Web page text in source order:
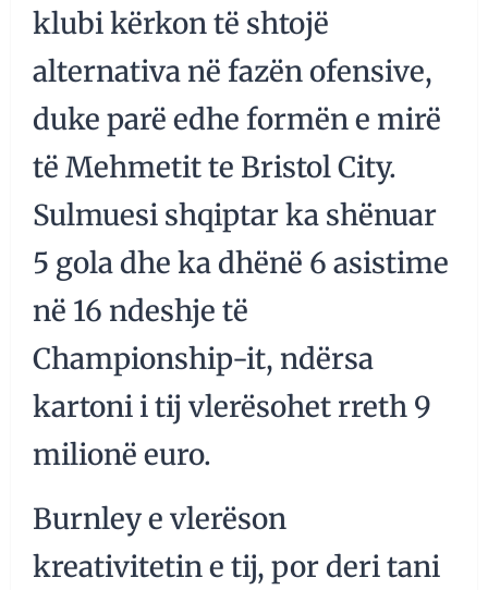
klubi kërkon të shtojë
alternativa në fazën ofensive,
duke parë edhe formën e mirë
të Mehmetit te Bristol City.
Sulmuesi shqiptar ka shënuar
5 gola dhe ka dhënë 6 asistime
në 16 ndeshje të
Championship-it, ndërsa
kartoni i tij vlerësohet rreth 9
milionë euro.
Burnley e vlerëson
kreativitetin e tij, por deri tani